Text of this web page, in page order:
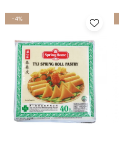
Ulei Huileries du Berry
Ulei Wiberg Gastro
-4%